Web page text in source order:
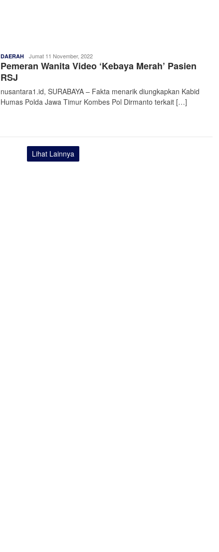
DAERAH Admin
Nusantara
Jumat 11 November, 2022
Pemeran Wanita Video ‘Kebaya Merah’ Pasien
RSJ
nusantara1.id, SURABAYA – Fakta menarik diungkapkan Kabid
Humas Polda Jawa Timur Kombes Pol Dirmanto terkait […]
Lihat Lainnya